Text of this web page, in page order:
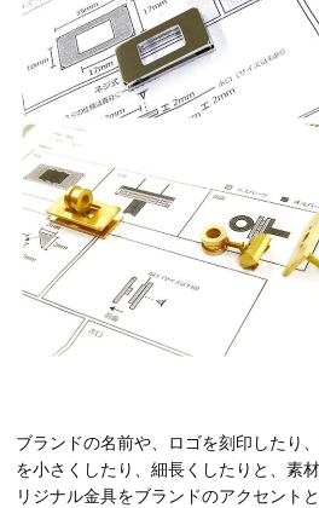
ブランドの名前や、ロゴを刻印したり
を小さくしたり、細長くしたりと、素
リジナル金具をブランドのアクセント